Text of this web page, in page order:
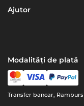
Ajutor
Modalități de plată
Transfer bancar, Ramburs